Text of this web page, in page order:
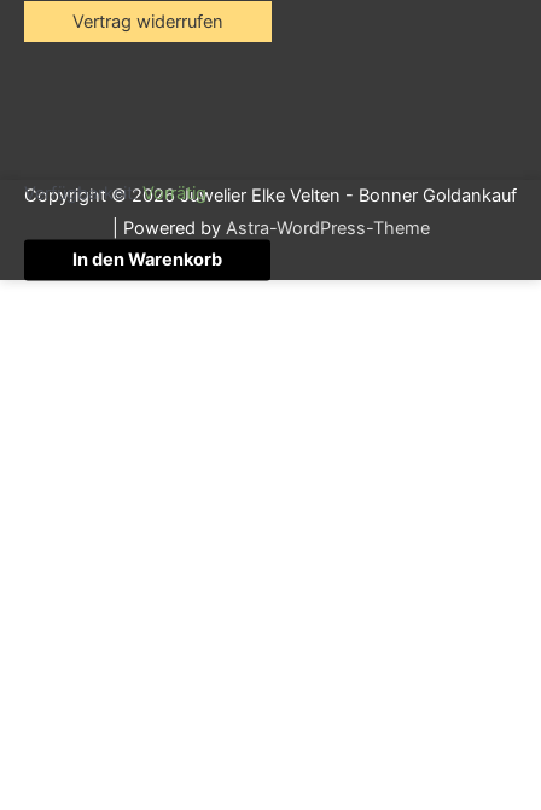
Vertrag widerrufen
Copyright © 2026Juwelier Elke Velten - Bonner Goldankauf
| Powered by Astra-WordPress-Theme
Verfügbarkeit: Vorrätig
In den Warenkorb